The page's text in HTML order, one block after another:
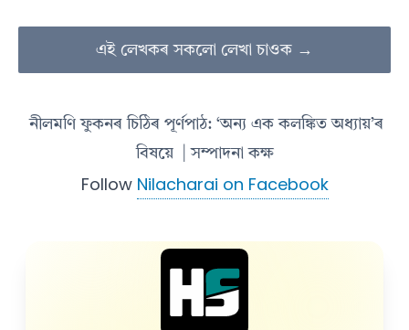
এই লেখকৰ সকলো লেখা চাওক →
নীলমণি ফুকনৰ চিঠিৰ পূৰ্ণপাঠ: ‘অন্য এক কলঙ্কিত অধ্যায়’ৰ
বিষয়ে
| সম্পাদনা কক্ষ
Follow Nilacharai on Facebook